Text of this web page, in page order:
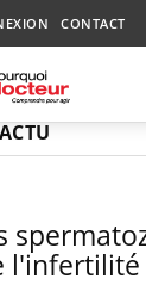
CONTACT
l'infertilité